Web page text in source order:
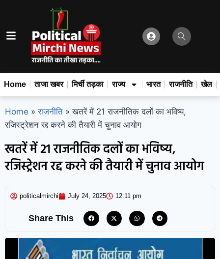
Home ताजा खबर मिर्ची तड़का राज्य भारत राजनीति खेल
Home » राजनीति » खतरें में 21 राजनीतिक दलों का भविष्य,
रजिस्ट्रेशन रद्द करने की तैयारी में चुनाव आयोग
खतरें में 21 राजनीतिक दलों का भविष्य,
रजिस्ट्रेशन रद्द करने की तैयारी में चुनाव आयोग
politicalmirchi July 24, 2025 12:11 pm
Share This